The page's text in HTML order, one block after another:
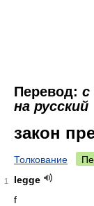
Перевод: с
на русский
закон
Толкование
1
legge
f